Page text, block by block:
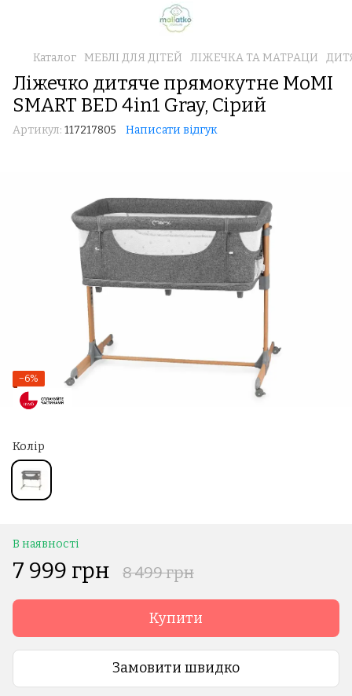
Каталог МЕБЛІ ДЛЯ ДІТЕЙ ЛІЖЕЧКА ТА МАТРАЦИ
Ліжечко дитяче прямокутне MoMI
SMART BED 4in1 Gray, Сірий
Артикул: 117217805 Написати відгук
−6%
Колір
В наявності
7 999 грн 8 499 грн
Купити
Замовити швидко